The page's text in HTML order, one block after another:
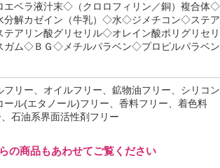
エベラ液汁末◇（クロロフィリン／銅）複合体◇
分解カゼイン（牛乳）◇水◇ジメチコン◇ステア
アリン酸グリセリル◇オレイン酸ポリグリセリ
ガム◇ＢＧ◇メチルパラベン◇プロピルパラベン
フリー、オイルフリー、鉱物油フリー、シリコン
ール(エタノール)フリー、香料フリー、着色料
石油系界面活性剤フリー
の商品もあわせてご覧ください